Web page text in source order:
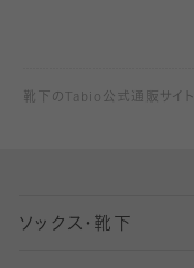
靴下のTabio公式通販サイト
ソックス・靴下